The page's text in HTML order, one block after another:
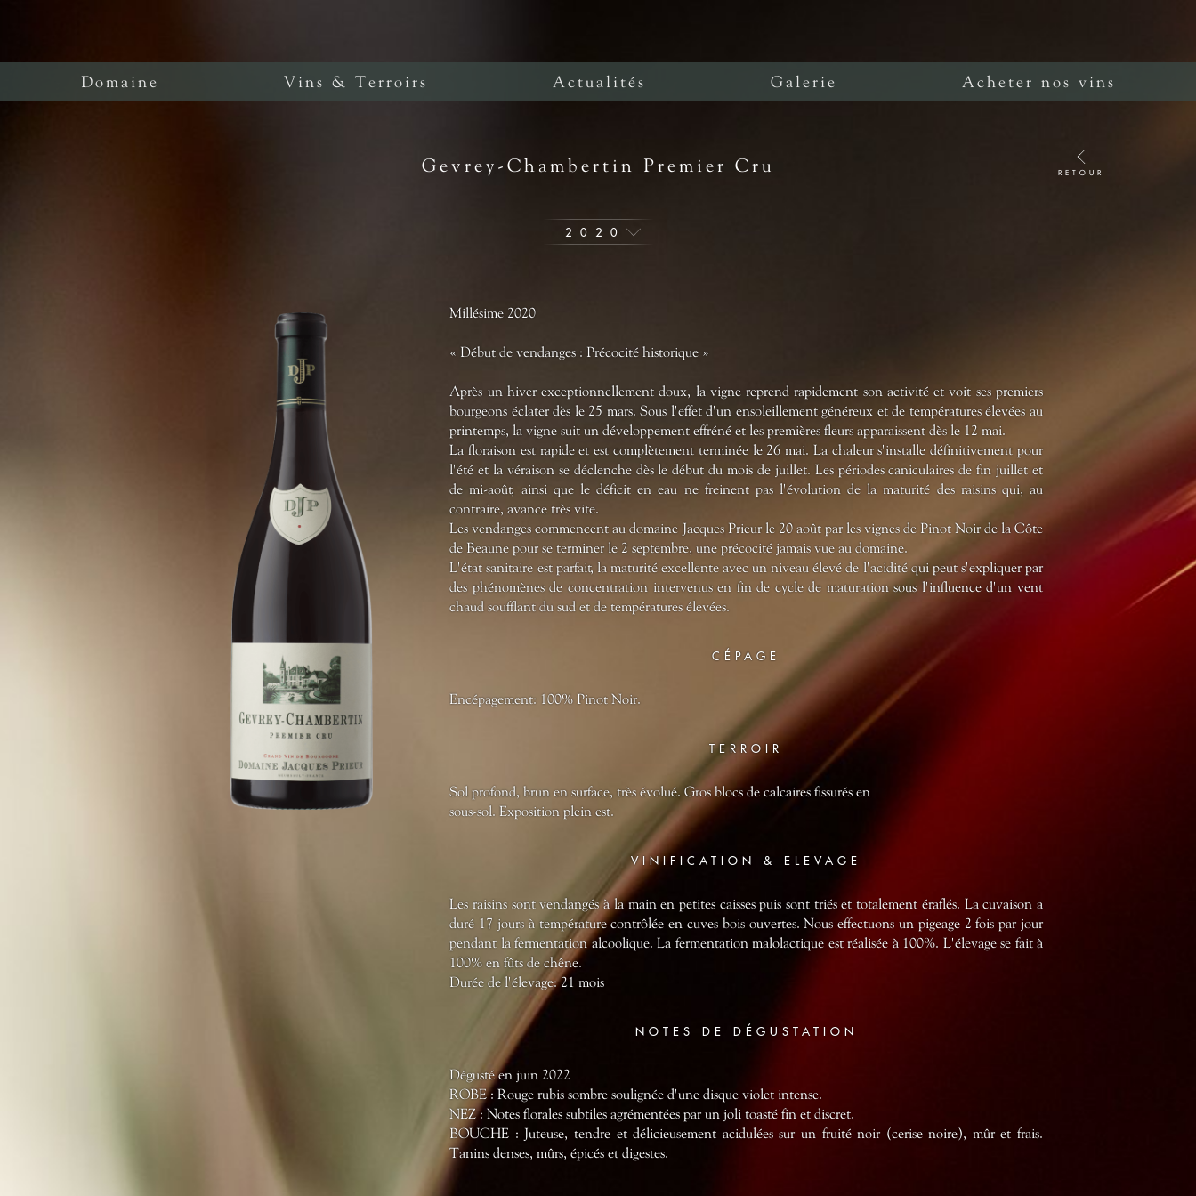
Domaine Vins & Terroirs Actualités Galerie Acheter nos vins
RETOUR
Gevrey-Chambertin Premier Cru
2020
Millésime 2020
« Début de vendanges : Précocité historique »
Après un hiver exceptionnellement doux, la vigne reprend rapidement son activité et voit ses premiers
bourgeons éclater dès le 25 mars. Sous l'effet d'un ensoleillement généreux et de températures élevées au
printemps, la vigne suit un développement effréné et les premières fleurs apparaissent dès le 12 mai.
La floraison est rapide et est complètement terminée le 26 mai. La chaleur s'installe définitivement pour
l'été et la véraison se déclenche dès le début du mois de juillet. Les périodes caniculaires de fin juillet et
de mi-août, ainsi que le déficit en eau ne freinent pas l'évolution de la maturité des raisins qui, au
contraire, avance très vite.
Les vendanges commencent au domaine Jacques Prieur le 20 août par les vignes de Pinot Noir de la Côte
de Beaune pour se terminer le 2 septembre, une précocité jamais vue au domaine.
L'état sanitaire est parfait, la maturité excellente avec un niveau élevé de l'acidité qui peut s'expliquer par
des phénomènes de concentration intervenus en fin de cycle de maturation sous l'influence d'un vent
chaud soufflant du sud et de températures élevées.
CÉPAGE
Encépagement: 100% Pinot Noir.
TERROIR
Sol profond, brun en surface, très évolué. Gros blocs de calcaires fissurés en
sous-sol. Exposition plein est.
VINIFICATION & ELEVAGE
Les raisins sont vendangés à la main en petites caisses puis sont triés et totalement éraflés. La cuvaison a
duré 17 jours à température contrôlée en cuves bois ouvertes. Nous effectuons un pigeage 2 fois par jour
pendant la fermentation alcoolique. La fermentation malolactique est réalisée à 100%. L'élevage se fait à
100% en fûts de chêne.
Durée de l'élevage: 21 mois
NOTES DE DÉGUSTATION
Dégusté en juin 2022
ROBE : Rouge rubis sombre soulignée d'une disque violet intense.
NEZ : Notes florales subtiles agrémentées par un joli toasté fin et discret.
BOUCHE : Juteuse, tendre et délicieusement acidulées sur un fruité noir (cerise noire), mûr et frais.
Tanins denses, mûrs, épicés et digestes.